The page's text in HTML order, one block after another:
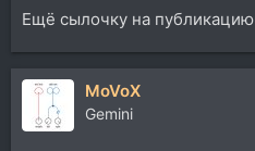
Ещё сылочку на
MoVoX
Gemini